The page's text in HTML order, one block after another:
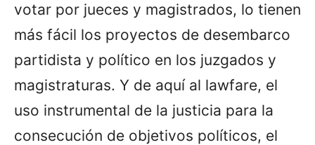
votar por jueces y magistrados, lo tienen
más fácil los proyectos de desembarco
partidista y político en los juzgados y
magistraturas. Y de aquí al lawfare, el
uso instrumental de la justicia para la
consecución de objetivos políticos, el